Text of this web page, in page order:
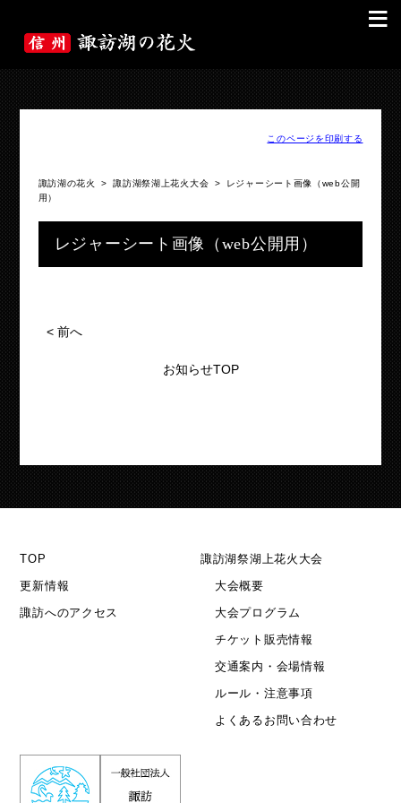
≡
このページを印刷する
諏訪湖の花火 >諏訪湖祭湖上花火大会 >
レジャーシート画像（web公開
用）
レジャーシート画像（web公開用）
<前へ
お知らせTOP
TOP
更新情報
諏訪へのアクセス
諏訪湖祭湖上花火大会
大会概要
大会プログラム
チケット販売情報
交通案内・会場情報
ルール・注意事項
よくあるお問い合わせ